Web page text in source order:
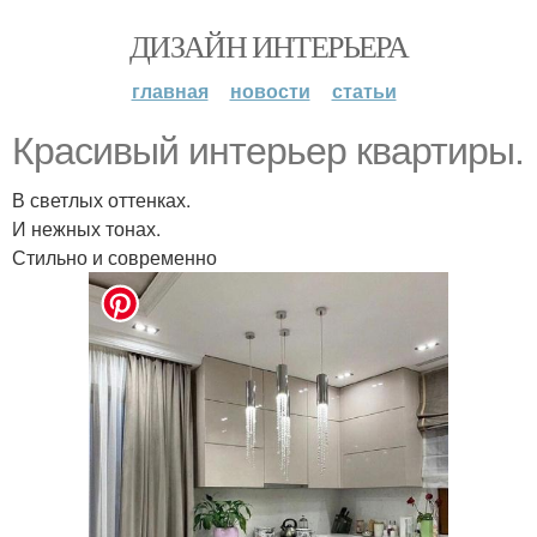
ДИЗАЙН ИНТЕРЬЕРА
главная новости статьи
Красивый интерьер квартиры.
В светлых оттенках.
И нежных тонах.
Стильно и современно